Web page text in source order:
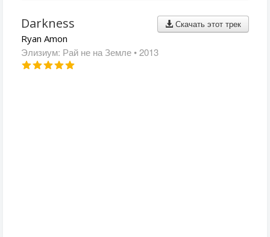
Скачать этот трек
Darkness
Ryan Amon
Элизиум: Рай не на Земле • 2013